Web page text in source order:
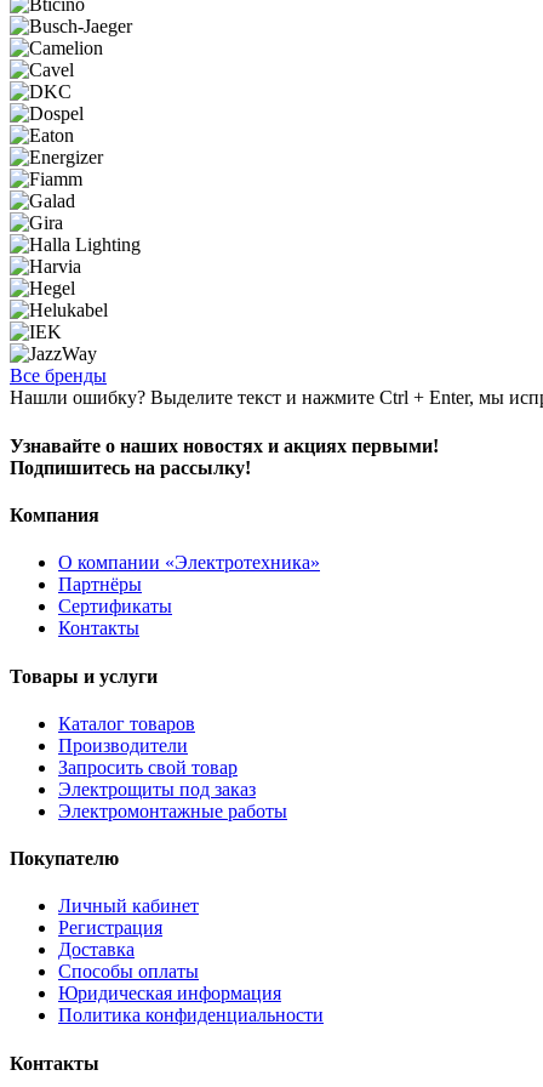
Все бренды
Нашли ошибку? Выделите текст и нажмите Ctrl + Enter, мы
Узнавайте о наших новостях и акциях первыми!
Подпишитесь на рассылку!
Компания
О компании «Электротехника»
Партнёры
Сертификаты
Контакты
Товары и услуги
Каталог товаров
Производители
Запросить свой товар
Электрощиты под заказ
Электромонтажные работы
Покупателю
Личный кабинет
Регистрация
Доставка
Способы оплаты
Юридическая информация
Политика конфиденциальности
Контакты